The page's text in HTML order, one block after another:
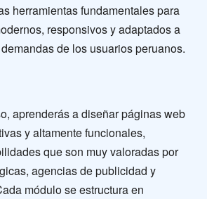
herramientas fundamentales para
responsivos y adaptados a
de los usuarios peruanos.
aprenderás a diseñar páginas web
y altamente funcionales,
que son muy valoradas por
agencias de publicidad y
módulo se estructura en